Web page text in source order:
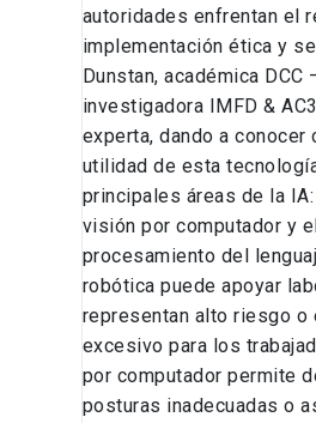
autoridades enfrentan el
implementación ética y
Dunstan, académica DCC
investigadora IMFD &
experta, dando a conocer
utilidad de esta
principales áreas de la
visión por computador y el
procesamiento del
robótica puede apoyar
representan alto riesgo
excesivo para los
por computador permite
posturas inadecuadas o